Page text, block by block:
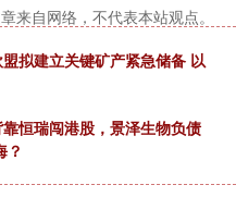
来自网络，不代表本站观点。
拟建立关键矿产紧急储备 以
恒瑞闯港股，景泽生物负债
？